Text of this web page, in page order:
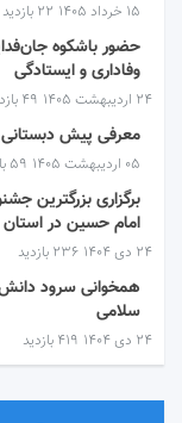
۱۵ خرداد ۱۴۰۵ 22 بازدید
حضور باشکوه
وفاداری و ایستادگی
۲۴ اردیبهشت ۱۴۰۵ 49 بازدید
معرفی پیش دبستانی
۰۵ اردیبهشت ۱۴۰۵ 59 بازدید
برگزاری بزرگترین
امام حسین در
۲۴ دی ۱۴۰۴ 236 بازدید
همخوانی سرود
سلامی
۲۴ دی ۱۴۰۴ 419 بازدید